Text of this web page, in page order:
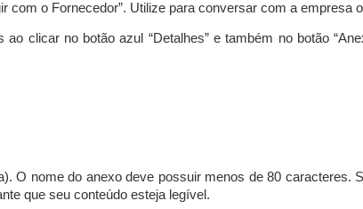
com o Fornecedor”. Utilize para conversar com a empresa
clicar no botão azul “Detalhes” e também no botão
O nome do anexo deve possuir menos de 80 caracteres.
que seu conteúdo esteja legível.